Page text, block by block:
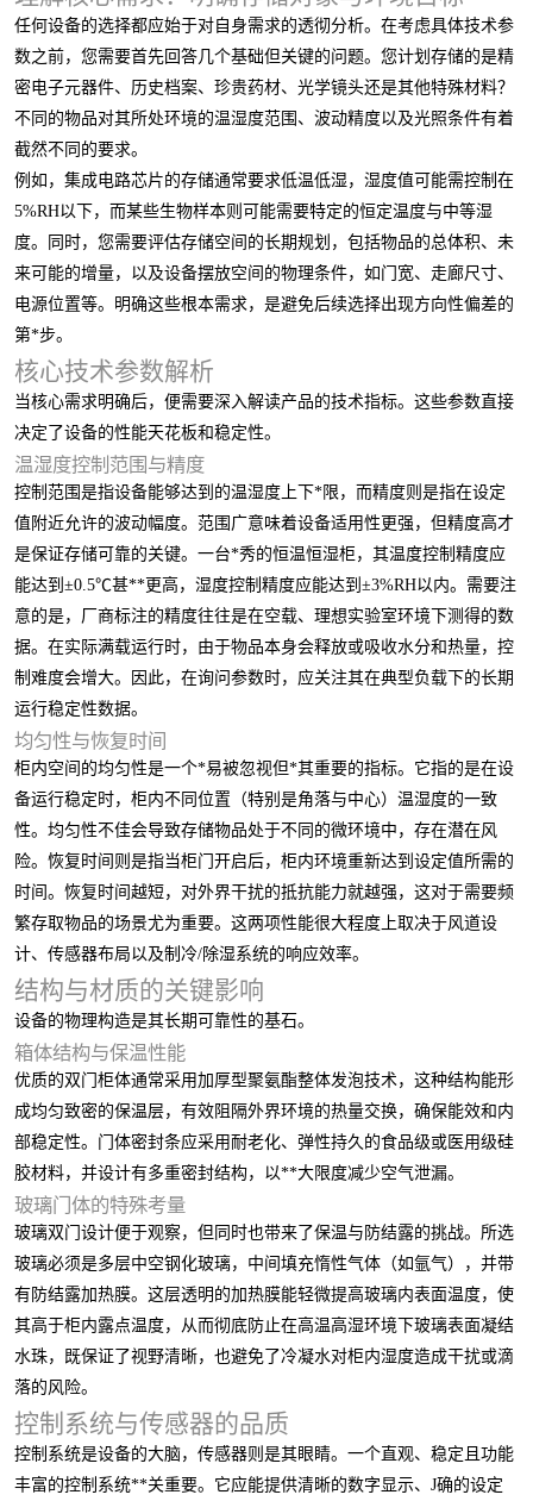
任何设备的选择都应始于对自身需求的透彻分析。在考虑具体技术参
数之前，您需要首先回答几个基础但关键的问题。您计划存储的是精
密电子元器件、历史档案、珍贵药材、光学镜头还是其他特殊材料？
不同的物品对其所处环境的温湿度范围、波动精度以及光照条件有着
截然不同的要求。
例如，集成电路芯片的存储通常要求低温低湿，湿度值可能需控制在
5%RH以下，而某些生物样本则可能需要特定的恒定温度与中等湿
度。同时，您需要评估存储空间的长期规划，包括物品的总体积、未
来可能的增量，以及设备摆放空间的物理条件，如门宽、走廊尺寸、
电源位置等。明确这些根本需求，是避免后续选择出现方向性偏差的
第*步。
核心技术参数解析
当核心需求明确后，便需要深入解读产品的技术指标。这些参数直接
决定了设备的性能天花板和稳定性。
温湿度控制范围与精度
控制范围是指设备能够达到的温湿度上下*限，而精度则是指在设定
值附近允许的波动幅度。范围广意味着设备适用性更强，但精度高才
是保证存储可靠的关键。一台*秀的恒温恒湿柜，其温度控制精度应
能达到±0.5℃甚**更高，湿度控制精度应能达到±3%RH以内。需要注
意的是，厂商标注的精度往往是在空载、理想实验室环境下测得的数
据。在实际满载运行时，由于物品本身会释放或吸收水分和热量，控
制难度会增大。因此，在询问参数时，应关注其在典型负载下的长期
运行稳定性数据。
均匀性与恢复时间
柜内空间的均匀性是一个*易被忽视但*其重要的指标。它指的是在设
备运行稳定时，柜内不同位置（特别是角落与中心）温湿度的一致
性。均匀性不佳会导致存储物品处于不同的微环境中，存在潜在风
险。恢复时间则是指当柜门开启后，柜内环境重新达到设定值所需的
时间。恢复时间越短，对外界干扰的抵抗能力就越强，这对于需要频
繁存取物品的场景尤为重要。这两项性能很大程度上取决于风道设
计、传感器布局以及制冷/除湿系统的响应效率。
结构与材质的关键影响
设备的物理构造是其长期可靠性的基石。
箱体结构与保温性能
优质的双门柜体通常采用加厚型聚氨酯整体发泡技术，这种结构能形
成均匀致密的保温层，有效阻隔外界环境的热量交换，确保能效和内
部稳定性。门体密封条应采用耐老化、弹性持久的食品级或医用级硅
胶材料，并设计有多重密封结构，以**大限度减少空气泄漏。
玻璃门体的特殊考量
玻璃双门设计便于观察，但同时也带来了保温与防结露的挑战。所选
玻璃必须是多层中空钢化玻璃，中间填充惰性气体（如氩气），并带
有防结露加热膜。这层透明的加热膜能轻微提高玻璃内表面温度，使
其高于柜内露点温度，从而彻底防止在高温高湿环境下玻璃表面凝结
水珠，既保证了视野清晰，也避免了冷凝水对柜内湿度造成干扰或滴
落的风险。
控制系统与传感器的品质
控制系统是设备的大脑，传感器则是其眼睛。一个直观、稳定且功能
丰富的控制系统**关重要。它应能提供清晰的数字显示、J确的设定